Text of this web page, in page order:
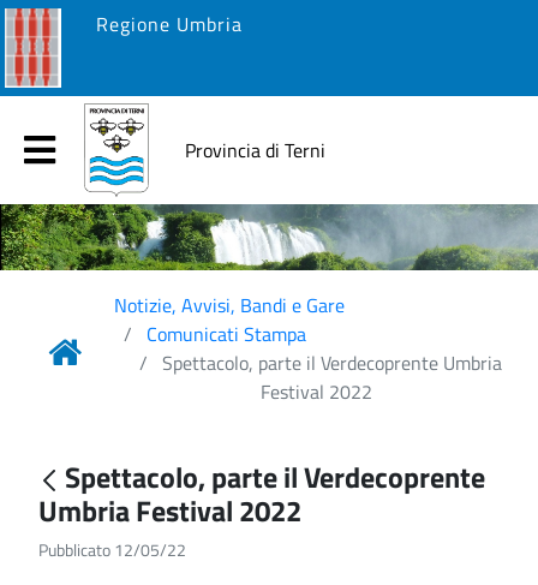
Regione Umbria
Provincia di Terni
Notizie, Avvisi, Bandi e Gare
Comunicati Stampa
Spettacolo, parte il Verdecoprente Umbria
Festival 2022
Spettacolo, parte il Verdecoprente
Umbria Festival 2022
Pubblicato 12/05/22